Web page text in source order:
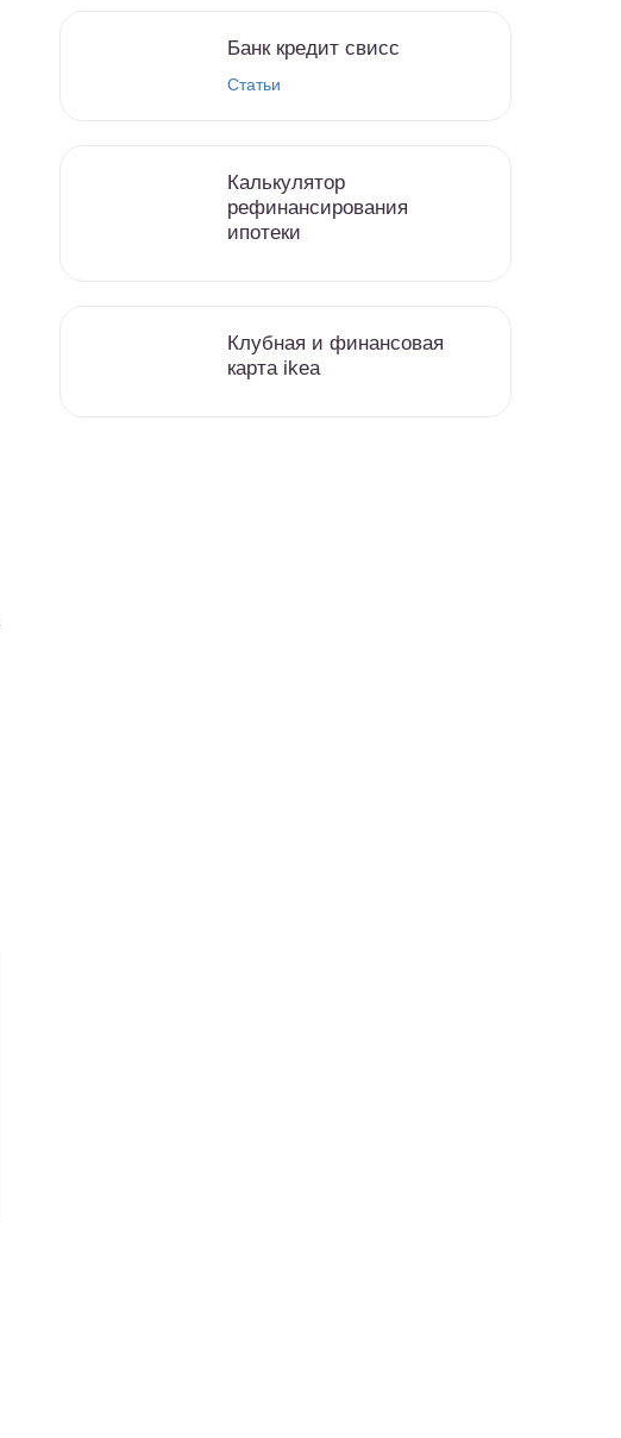
Банк кредит свисс
Статьи
Калькулятор
рефинансирования
ипотеки
Клубная и финансовая
карта ikea